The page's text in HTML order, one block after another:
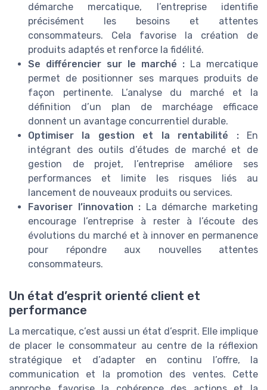
démarche mercatique, l’entreprise identifie
précisément les besoins et attentes
consommateurs. Cela favorise la création de
produits adaptés et renforce la fidélité.
Se différencier sur le marché : La mercatique
permet de positionner ses marques produits de
façon pertinente. L’analyse du marché et la
définition d’un plan de marchéage efficace
donnent un avantage concurrentiel durable.
Optimiser la gestion et la rentabilité :En
intégrant des outils d’études de marché et de
gestion de projet, l’entreprise améliore ses
performances et limite les risques liés au
lancement de nouveaux produits ou services.
Favoriser l’innovation : La démarche marketing
encourage l’entreprise à rester à l’écoute des
évolutions du marché et à innover en permanence
pour répondre aux nouvelles attentes
consommateurs.
Un état d’esprit orienté client et
performance
La mercatique, c’est aussi un état d’esprit. Elle implique
de placer le consommateur au centre de la réflexion
stratégique et d’adapter en continu l’offre, la
communication et la promotion des ventes. Cette